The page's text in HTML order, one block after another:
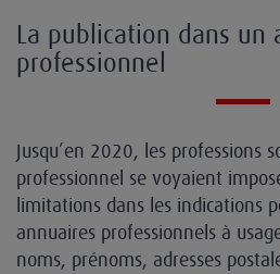
La publication dans un
professionnel
Jusqu’en 2020, les professions
professionnel se voyaient
limitations dans les indications
annuaires professionnels à
noms, prénoms, adresses